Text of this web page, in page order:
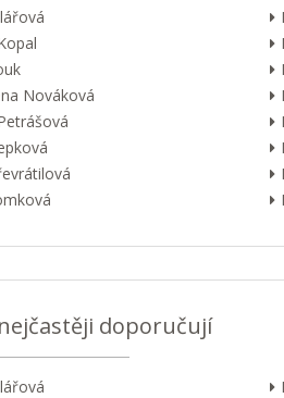
Nováková
doporučují